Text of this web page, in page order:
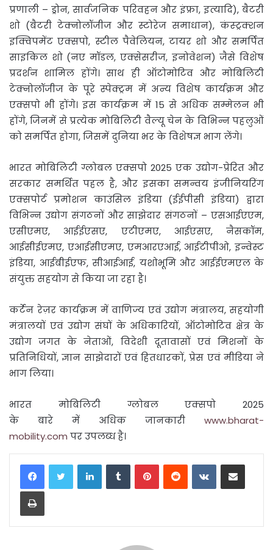
प्रणाली – ड्रोन, सार्वजनिक परिवहन और इंफ्रा, इत्यादि), बैटरी
शो (बैटरी टेक्नोलॉजीज और स्टोरेज समाधान), कंस्ट्रक्शन
इक्विपमेंट एक्सपो, स्टील पैवेलियन, टायर शो और समर्पित
साइकिल शो (नए मॉडल, एक्सेसरीज, इनोवेशन) जैसे विशेष
प्रदर्शन शामिल होंगे। साथ ही ऑटोमोटिव और मोबिलिटी
टेक्नोलॉजीज के पूरे स्पेक्ट्रम में अन्य विशेष कार्यक्रम और
एक्सपो भी होंगे। इस कार्यक्रम में 15 से अधिक सम्मेलन भी
होंगे, जिनमें से प्रत्येक मोबिलिटी वैल्यू चेन के विभिन्न पहलुओं
को समर्पित होगा, जिसमें दुनिया भर के विशेषज्ञ भाग लेंगे।
भारत मोबिलिटी ग्लोबल एक्सपो 2025 एक उद्योग-प्रेरित और
सरकार समर्थित पहल है, और इसका समन्वय इंजीनियरिंग
एक्सपोर्ट प्रमोशन काउंसिल इंडिया (ईईपीसी इंडिया) द्वारा
विभिन्न उद्योग संगठनों और साझेदार संगठनों – एसआईएएम,
एसीएमए, आईईएसए, एटीएमए, आईएसए, नैसकॉम,
आईसीईएमए, एआईसीएमए, एमआरएआई, आईटीपीओ, इन्वेस्ट
इंडिया, आईबीईएफ, सीआईआई, यशोभूमि और आईईएमएल के
संयुक्त सहयोग से किया जा रहा है।
कर्टेन रेज़र कार्यक्रम में वाणिज्य एवं उद्योग मंत्रालय, सहयोगी
मंत्रालयों एवं उद्योग संघों के अधिकारियों, ऑटोमोटिव क्षेत्र के
उद्योग जगत के नेताओं, विदेशी दूतावासों एवं मिशनों के
प्रतिनिधियों, ज्ञान साझेदारों एवं हितधारकों, प्रेस एवं मीडिया ने
भाग लिया।
भारत मोबिलिटी ग्लोबल एक्सपो 2025
के बारे में अधिक जानकारी www.bharat-
mobility.com पर उपलब्ध है।
LinkedInTumblrPinterestReddit VKontakteShare via Email
Print